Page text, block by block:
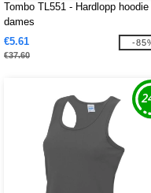
Tombo TL551 - Hardlopp
dames
€5.61
€37.60
-